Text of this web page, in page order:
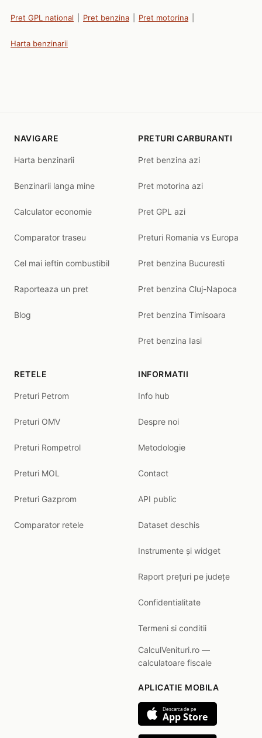
Pret GPL national Pret benzina Pret motorina
Harta benzinarii
NAVIGARE
Harta benzinarii
Benzinarii langa mine
Calculator economie
Comparator traseu
Cel mai ieftin combustibil
Raporteaza un pret
Blog
PRETURI CARBURANTI
Pret benzina azi
Pret motorina azi
Pret GPL azi
Preturi Romania vs Europa
Pret benzina Bucuresti
Pret benzina Cluj-Napoca
Pret benzina Timisoara
Pret benzina Iasi
RETELE
Preturi Petrom
Preturi OMV
Preturi Rompetrol
Preturi MOL
Preturi Gazprom
Comparator retele
INFORMATII
Info hub
Despre noi
Metodologie
Contact
API public
Dataset deschis
Instrumente și widget
Raport prețuri pe județe
Confidentialitate
Termeni si conditii
CalculVenituri.ro —
calculatoare fiscale
APLICATIE MOBILA
Descarca de pe
App Store